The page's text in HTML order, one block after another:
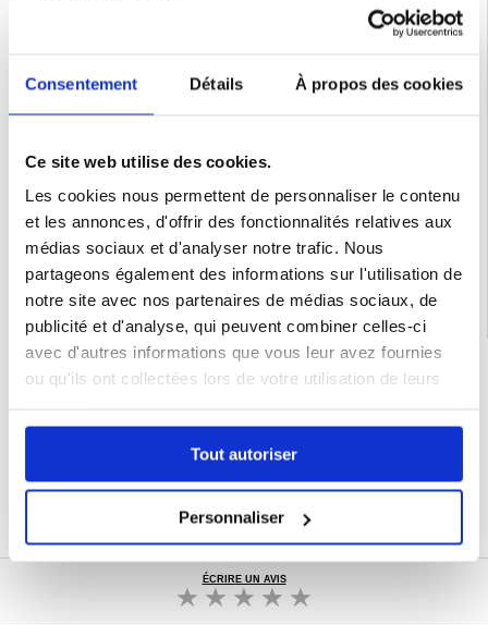
Consentement Détails À propos des cookies
Ce site web utilise des cookies.
Les cookies nous permettent de personnaliser le contenu
et les annonces, d'offrir des fonctionnalités relatives aux
médias sociaux et d'analyser notre trafic. Nous
partageons également des informations sur l'utilisation de
notre site avec nos partenaires de médias sociaux, de
publicité et d'analyse, qui peuvent combiner celles-ci
avec d'autres informations que vous leur avez fournies
ou qu'ils ont collectées lors de votre utilisation de leurs
Tout autoriser
Personnaliser
- Protège en toute sécurité votre Samsung Galaxy S24 Ultra des chocs, des
- Les bords surélevés protègent l'écran et l'objectif de l'appareil photo contre les
Emballage:Bulk
EAN: 5714122386175
Catégories associées: Accessoires téléphone,Coque & Accessoires Samsung,
Samsung Galaxy S24 Ultra Coque & Accessoires
ÉCRIRE UN AVIS